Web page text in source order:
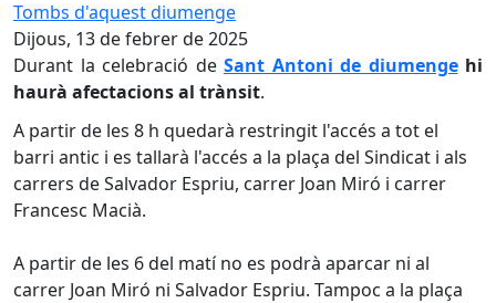
Dijous, 13 de febrer de 2025
Durant la celebració de Sant Antoni de diumengehi
haurà afectacions al trànsit.
A partir de les 8 h quedarà restringit l'accés a tot el
barri antic i es tallarà l'accés a la plaça del Sindicat i als
carrers de Salvador Espriu, carrer Joan Miró i carrer
Francesc Macià.
A partir de les 6 del matí no es podrà aparcar ni al
carrer Joan Miró ni Salvador Espriu. Tampoc a la plaça